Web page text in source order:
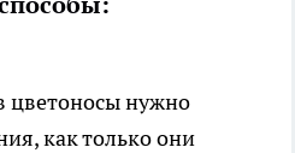
цветоносы нужно
как только они